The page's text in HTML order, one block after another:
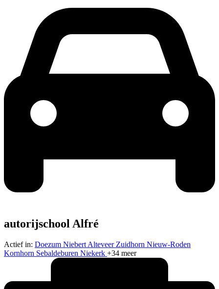
autorijschool Alfré
Actief in: Doezum Niebert Alteveer Zuidhorn Nieuw-Roden
Kornhorn Sebaldeburen Niekerk +34 meer